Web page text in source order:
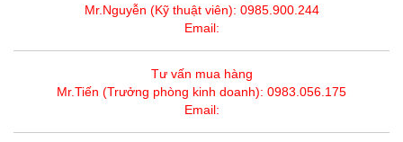
Mr.Nguyễn (Kỹ thuật viên): 0985.900.244
Email:
Tư vấn mua hàng
Mr.Tiến (Trưởng phòng kinh doanh): 0983.056.175
Email: